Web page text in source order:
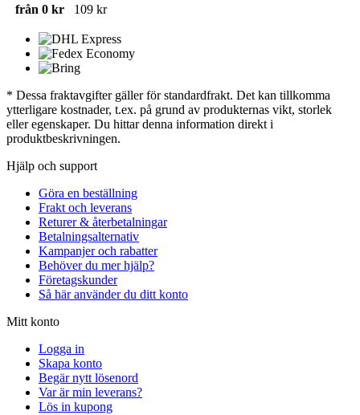
från 0 kr
109 kr
* Dessa fraktavgifter gäller för standardfrakt. Det kan tillkomma
ytterligare kostnader, t.ex. på grund av produkternas vikt, storlek
eller egenskaper. Du hittar denna information direkt i
produktbeskrivningen.
Hjälp och support
Göra en beställning
Frakt och leverans
Returer & återbetalningar
Betalningsalternativ
Kampanjer och rabatter
Behöver du mer hjälp?
Företagskunder
Så här använder du ditt konto
Mitt konto
Logga in
Skapa konto
Begär nytt lösenord
Var är min leverans?
Lös in kupong